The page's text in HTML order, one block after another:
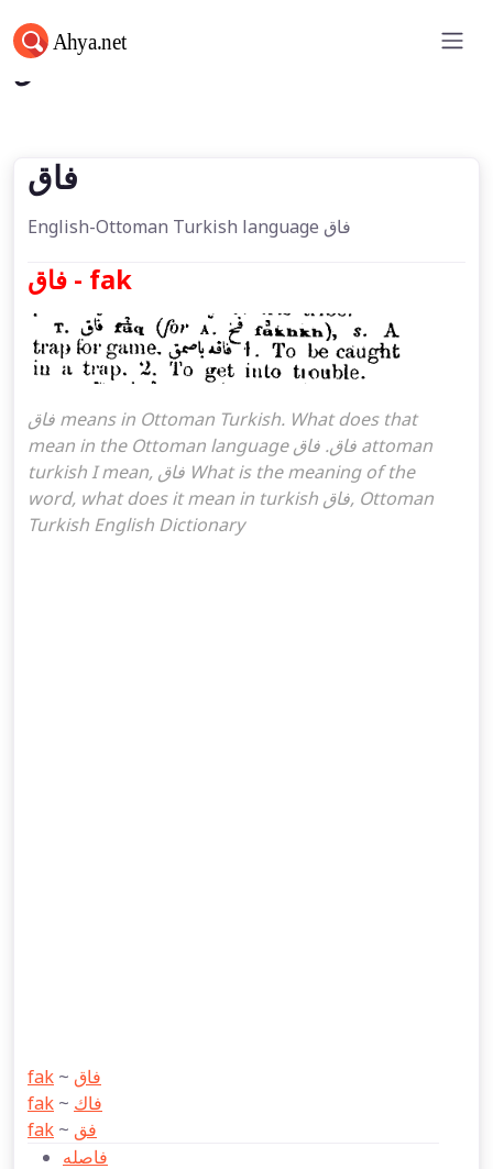
فاق
فاق
English-Ottoman Turkish language فاق
فاق - fak
فاق means in Ottoman Turkish. What does that
mean in the Ottoman language فاق. فاق attoman
turkish I mean, فاق What is the meaning of the
word, what does it mean in turkish فاق, Ottoman
Turkish English Dictionary
fak ~ فاق
fak ~ فاك
fak ~ فق
فاصله